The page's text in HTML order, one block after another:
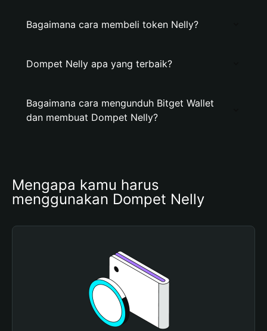
Bagaimana cara membeli token Nelly?
Dompet Nelly apa yang terbaik?
Bagaimana cara mengunduh Bitget Wallet
dan membuat Dompet Nelly?
Mengapa kamu harus
menggunakan Dompet Nelly